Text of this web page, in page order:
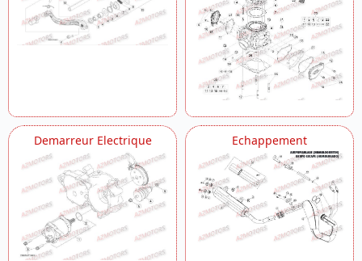
Demarreur Electrique Echappement